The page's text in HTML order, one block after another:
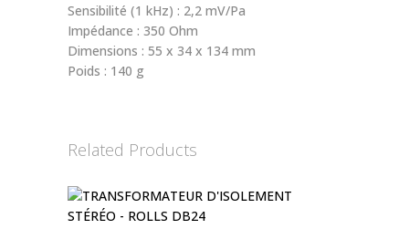
Sensibilité (1 kHz) : 2,2 mV/Pa
Impédance : 350 Ohm
Dimensions : 55 x 34 x 134 mm
Poids : 140 g
Related Products